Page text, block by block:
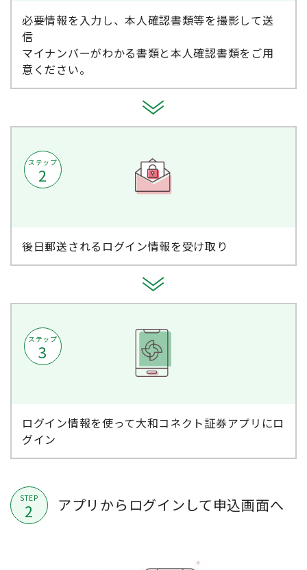
必要情報を入力し、本人確認書類等を撮影して送
信
マイナンバーがわかる書類と本人確認書類をご用
意ください。
ステップ
2
後日郵送されるログイン情報を受け取り
ステップ
3
ログイン情報を使って大和コネクト証券アプリにロ
グイン
STEP
2 アプリからログインして申込画面へ